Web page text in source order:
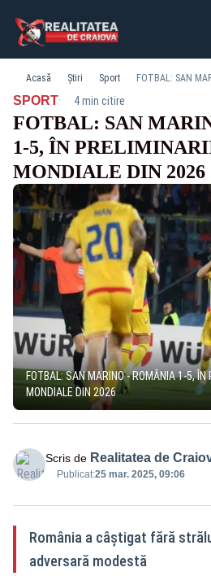
Acasă Știri Sport
SPORT· 4 min citire
FOTBAL: SAN
1-5, ÎN
MONDIALE DIN 2026
FOTBAL: SAN MARINO - ROMÂNIA 1-5, ÎN
MONDIALE DIN 2026
Scris de Realitatea de
Publicat:25 mar. 2025, 09:06
România a câștigat fără
adversară modestă